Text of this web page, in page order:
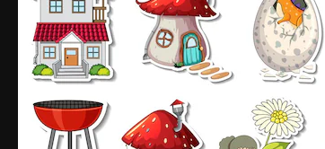
Agenturen und Studios.
Deutsch